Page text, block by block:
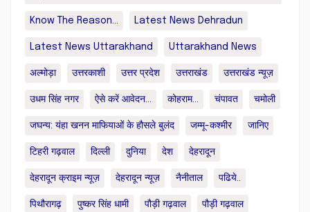
Know The Reason... Latest News Dehradun
Latest News Uttarakhand Uttarakhand News
अल्मोड़ा उत्तरकाशी उत्तर प्रदेश उत्तराखंड उत्तराखंड न्यूज़
उधम सिंह नगर ऐसे करें आवेदन... कोहराम... चंपावत चमोली
जघन्य: यंहा खनन माफियाओं के हौसले बुलंद जम्मू-कश्मीर जानिए
टिहरी गढ़वाल दिल्ली दुनिया देश देहरादून
देहरादून क्राइम न्यूज़ देहरादून न्यूज़ नैनीताल पढिये..
पिथौरागढ़ पुष्कर सिंह धामी पौड़ी गढ़वाल पौड़ी गढ़वाल